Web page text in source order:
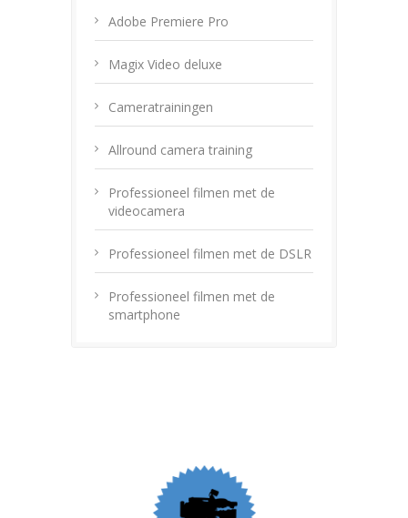
Adobe Premiere Pro
Magix Video deluxe
Cameratrainingen
Allround camera training
Professioneel filmen met de
videocamera
Professioneel filmen met de DSLR
Professioneel filmen met de
smartphone